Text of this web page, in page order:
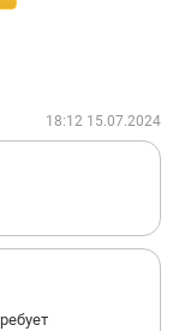
18:12 15.07.2024